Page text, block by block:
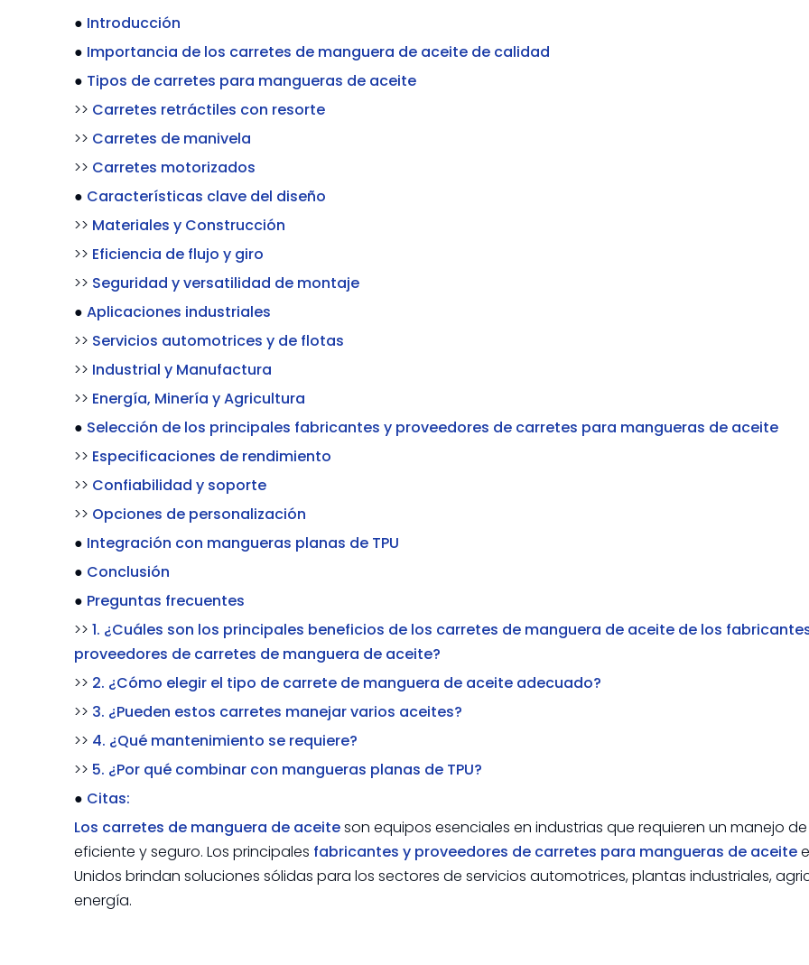
● Introducción
● Importancia de los carretes de manguera de aceite de calidad
● Tipos de carretes para mangueras de aceite
>> Carretes retráctiles con resorte
>> Carretes de manivela
>> Carretes motorizados
● Características clave del diseño
>> Materiales y Construcción
>> Eficiencia de flujo y giro
>> Seguridad y versatilidad de montaje
● Aplicaciones industriales
>> Servicios automotrices y de flotas
>> Industrial y Manufactura
>> Energía, Minería y Agricultura
● Selección de los principales fabricantes y proveedores de carretes para mangueras de aceite
>> Especificaciones de rendimiento
>> Confiabilidad y soporte
>> Opciones de personalización
● Integración con mangueras planas de TPU
● Conclusión
● Preguntas frecuentes
>> 1. ¿Cuáles son los principales beneficios de los carretes de manguera de aceite de los
proveedores de carretes de manguera de aceite?
>> 2. ¿Cómo elegir el tipo de carrete de manguera de aceite adecuado?
>> 3. ¿Pueden estos carretes manejar varios aceites?
>> 4. ¿Qué mantenimiento se requiere?
>> 5. ¿Por qué combinar con mangueras planas de TPU?
● Citas:
Los carretes de manguera de aceiteson equipos esenciales en industrias que requieren un manejo
eficiente y seguro. Los principales fabricantes y proveedores de carretes para mangueras de aceite
Unidos brindan soluciones sólidas para los sectores de servicios automotrices, plantas industriales,
energía.